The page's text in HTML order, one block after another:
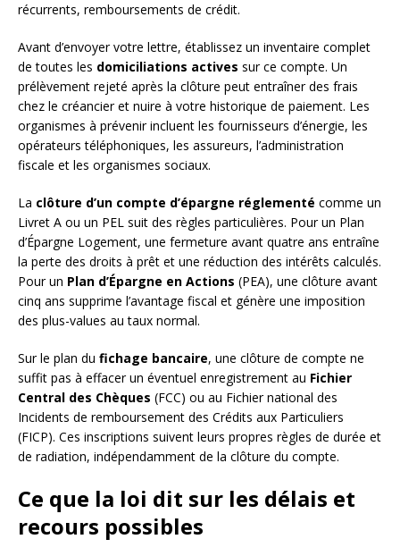
récurrents, remboursements de crédit.
Avant d’envoyer votre lettre, établissez un inventaire complet
de toutes les domiciliations actives sur ce compte. Un
prélèvement rejeté après la clôture peut entraîner des frais
chez le créancier et nuire à votre historique de paiement. Les
organismes à prévenir incluent les fournisseurs d’énergie, les
opérateurs téléphoniques, les assureurs, l’administration
fiscale et les organismes sociaux.
La clôture d’un compte d’épargne réglementé comme un
Livret A ou un PEL suit des règles particulières. Pour un Plan
d’Épargne Logement, une fermeture avant quatre ans entraîne
la perte des droits à prêt et une réduction des intérêts calculés.
Pour un Plan d’Épargne en Actions (PEA), une clôture avant
cinq ans supprime l’avantage fiscal et génère une imposition
des plus-values au taux normal.
Sur le plan du fichage bancaire, une clôture de compte ne
suffit pas à effacer un éventuel enregistrement au Fichier
Central des Chèques (FCC) ou au Fichier national des
Incidents de remboursement des Crédits aux Particuliers
(FICP). Ces inscriptions suivent leurs propres règles de durée et
de radiation, indépendamment de la clôture du compte.
Ce que la loi dit sur les délais et
recours possibles